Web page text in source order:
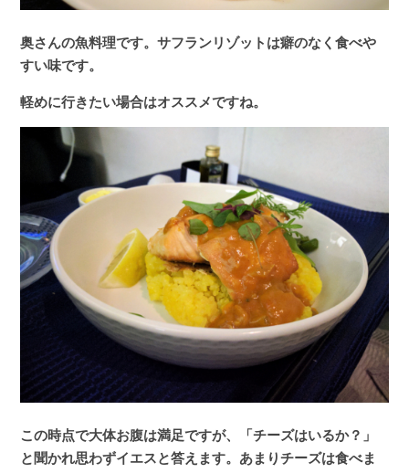
奥さんの魚料理です。サフランリゾットは癖のなく食べや
すい味です。
軽めに行きたい場合はオススメですね。
この時点で大体お腹は満足ですが、「チーズはいるか？」
と聞かれ思わずイエスと答えます。あまりチーズは食べま